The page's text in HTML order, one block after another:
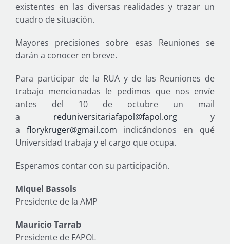
existentes en las diversas realidades y trazar un
cuadro de situación.
Mayores precisiones sobre esas Reuniones se
darán a conocer en breve.
Para participar de la RUA y de las Reuniones de
trabajo mencionadas le pedimos que nos envíe
antes del 10 de octubre un mail
a reduniversitariafapol@fapol.org y
a florykruger@gmail.com indicándonos en qué
Universidad trabaja y el cargo que ocupa.
Esperamos contar con su participación.
Miquel Bassols
Presidente de la AMP
Mauricio Tarrab
Presidente de FAPOL